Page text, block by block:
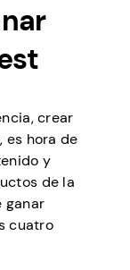
crear
es hora de
y
de la
ganar
cuatro